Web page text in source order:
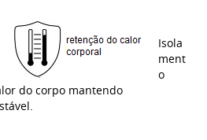
Isola
ment
o
do corpo mantendo